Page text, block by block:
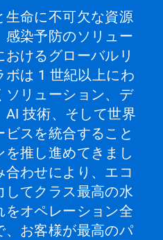
生命に不可欠な資源
感染予防のソリュー
けるグローバルリ
ボは 1 世紀以上にわ
ソリューション、デ
技術、そして世界
ビスを統合すること
推し進めてきまし
わせにより、エコ
してクラス最高の水
オペレーション全
、お客様が最高のパ